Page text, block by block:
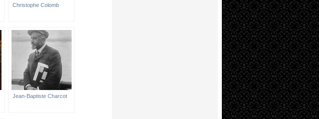
Christophe Colomb
Jean-Baptiste Charcot